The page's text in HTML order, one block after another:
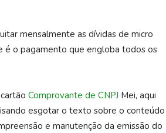
mensalmente as dívidas de micro
é o pagamento que engloba todos os
Comprovante de CNPJ Mei, aqui
esgotar o texto sobre o conteúdo
e manutenção da emissão do